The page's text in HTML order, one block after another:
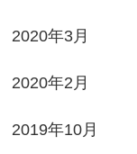
2020年3月
2020年2月
2019年10月